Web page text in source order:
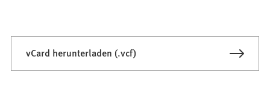
vCard herunterladen (.vcf)